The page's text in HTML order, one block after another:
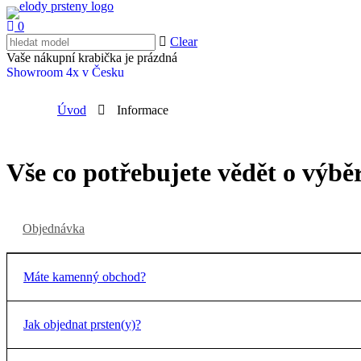
0
Clear
Vaše nákupní krabička je prázdná
Showroom 4x v Česku
Úvod Informace
Vše co potřebujete vědět o
Objednávka
Máte kamenný obchod?
Ano! V Praze, Brně, Ostravě a v Hradci Králové máme krásné
Jak objednat prsten(y)?